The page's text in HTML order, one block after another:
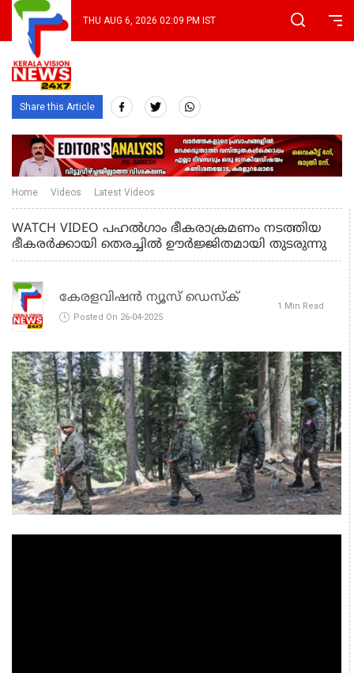
THU AUG 6, 2026 02:09 PM IST
Share this Article
Home Videos Latest Videos
WATCH VIDEO പഹല്‍ഗാം ഭീകരാക്രമണം നടത്തിയ
ഭീകരര്‍ക്കായി തെരച്ചില്‍ ഊര്‍ജ്ജിതമായി തുടരുന്നു
കേരളവിഷൻ ന്യൂസ് ഡെസ്‌ക്
Posted On 26-04-2025
1 Min Read